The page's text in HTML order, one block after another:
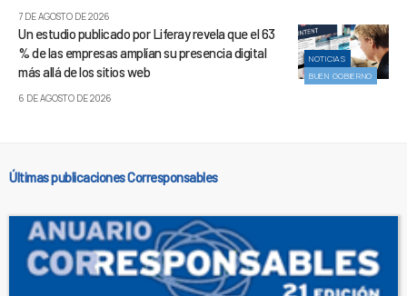
7 DE AGOSTO DE 2026
NOTICIAS
BUEN GOBIERNO
Un estudio publicado por Liferay revela que el 63
% de las empresas amplían su presencia digital
más allá de los sitios web
6 DE AGOSTO DE 2026
Últimas publicaciones Corresponsables